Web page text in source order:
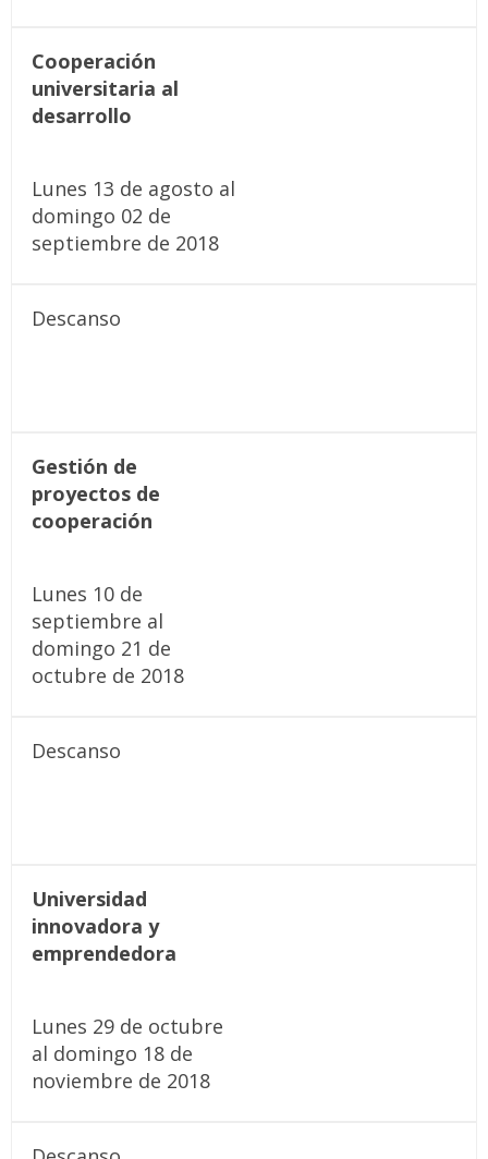
Cooperación
universitaria al
desarrollo
Lunes 13 de agosto al
domingo 02 de
septiembre de 2018
Descanso
Gestión de
proyectos de
cooperación
Lunes 10 de
septiembre al
domingo 21 de
octubre de 2018
Descanso
Universidad
innovadora y
emprendedora
Lunes 29 de octubre
al domingo 18 de
noviembre de 2018